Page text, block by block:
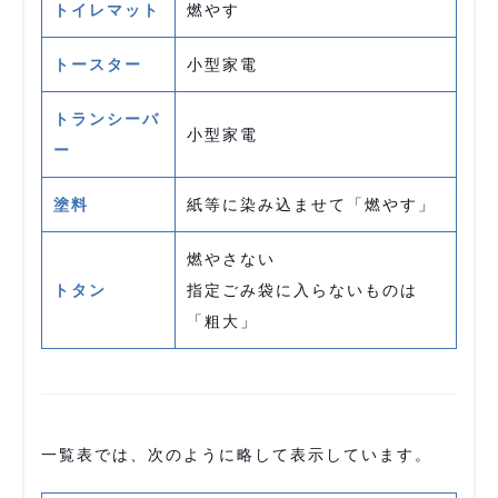
トイレマット 燃やす
トースター 小型家電
トランシーバ
ー
小型家電
塗料 紙等に染み込ませて「燃やす」
トタン
燃やさない
指定ごみ袋に入らないものは
「粗大」
一覧表では、次のように略して表示しています。